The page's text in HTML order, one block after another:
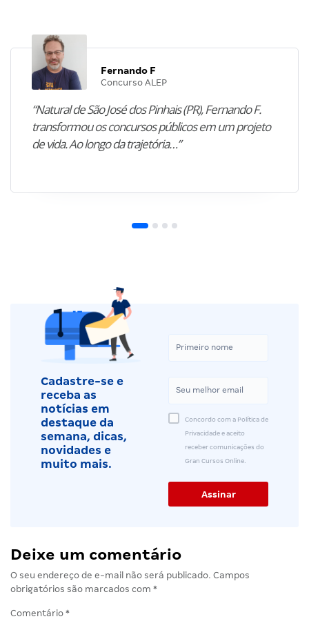
Fernando F
Concurso ALEP
“Natural de São José dos Pinhais (PR), Fernando F.
transformou os concursos públicos em um projeto
de vida. Ao longo da trajetória…”
Cadastre-se e
receba as
notícias em
destaque da
semana, dicas,
novidades e
muito mais.
Concordo com a Política de
Privacidade e aceito
receber comunicações do
Gran Cursos Online.
Deixe um comentário
O seu endereço de e-mail não será publicado. Campos
obrigatórios são marcados com *
Comentário *